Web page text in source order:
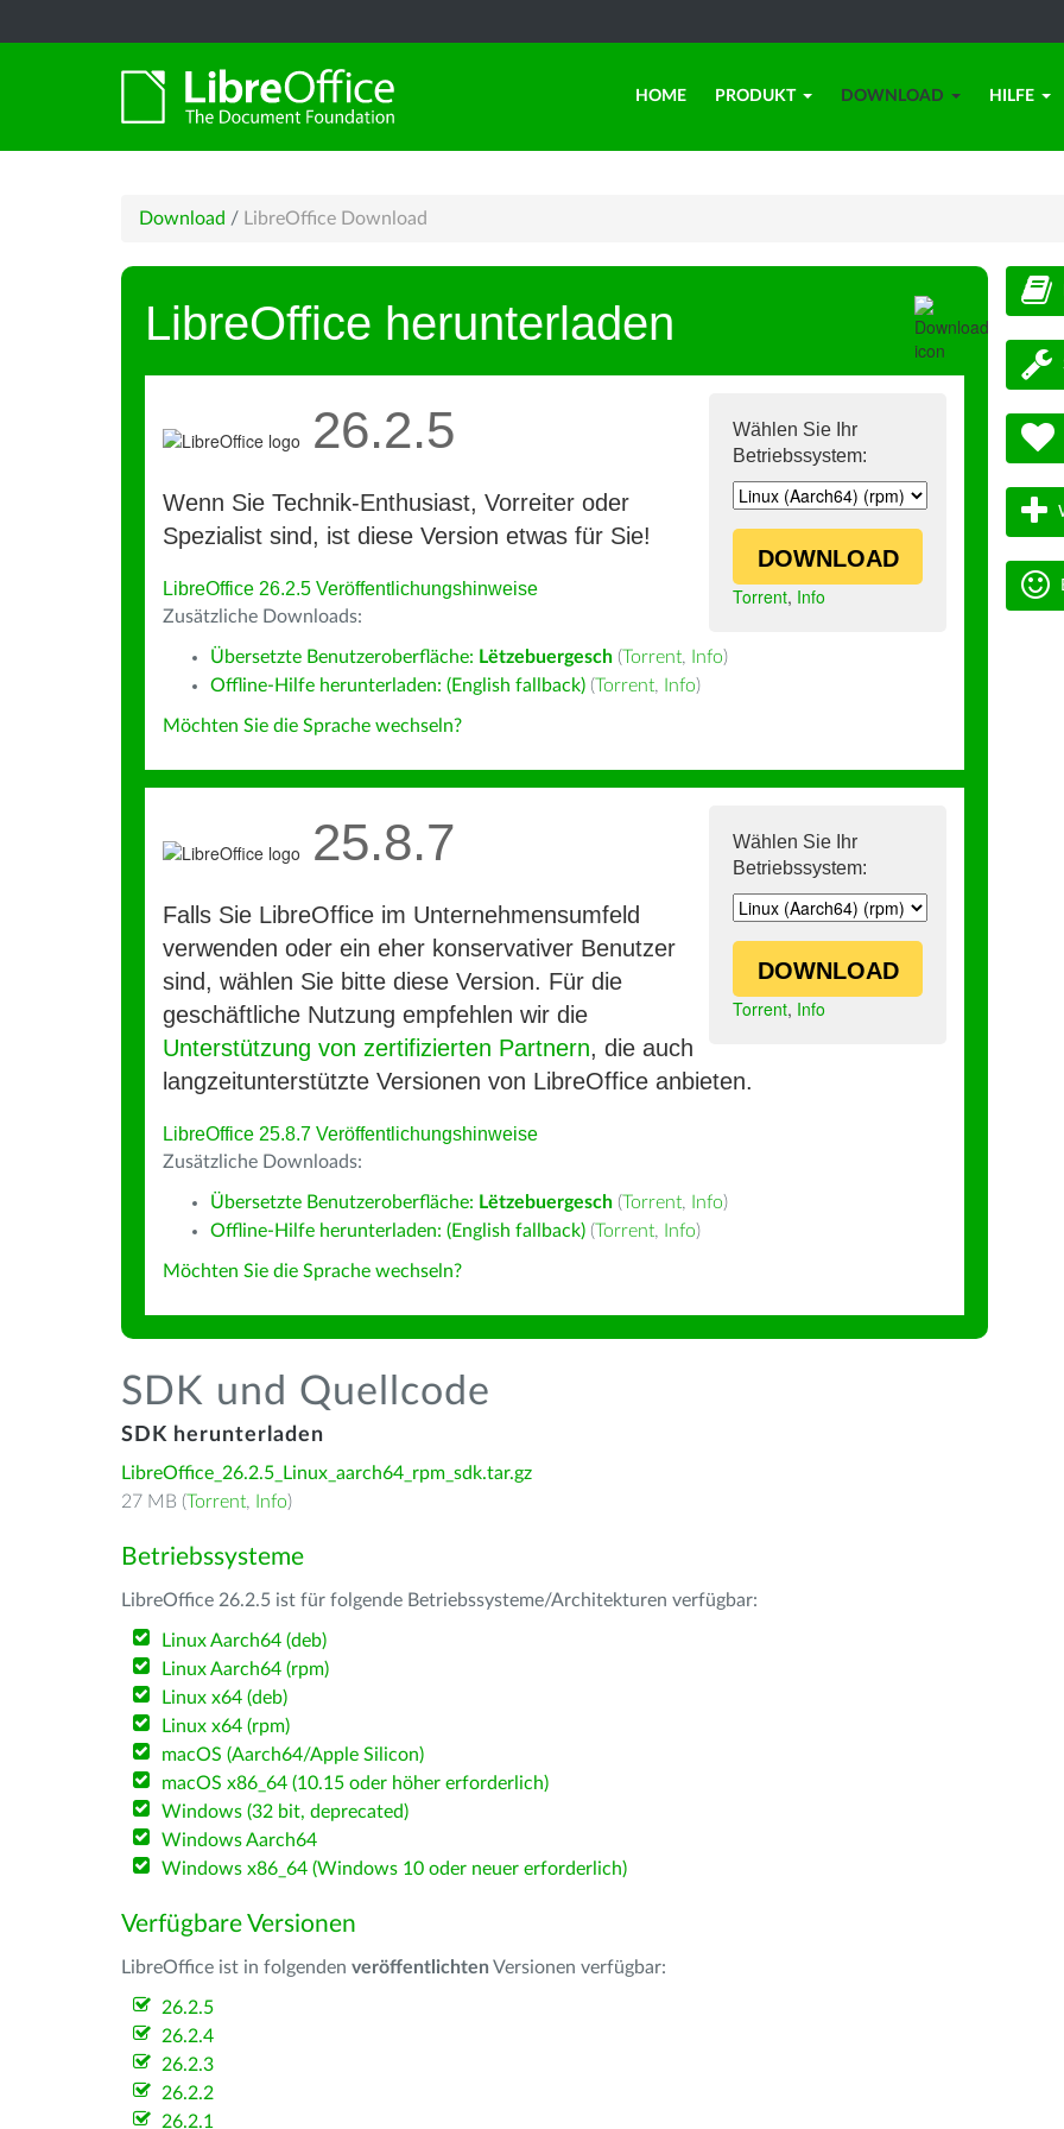
HOME PRODUKT DOWNLOAD HILFE
Download / LibreOffice Download
LibreOffice herunterladen
Wählen Sie Ihr
Betriebssystem:
DOWNLOAD
Torrent, Info
26.2.5
Wenn Sie Technik-Enthusiast, Vorreiter oder
Spezialist sind, ist diese Version etwas für Sie!
LibreOffice 26.2.5 Veröffentlichungshinweise
Zusätzliche Downloads:
Übersetzte Benutzeroberfläche: Lëtzebuergesch (Torrent, Info)
Offline-Hilfe herunterladen: (English fallback) (Torrent, Info)
Möchten Sie die Sprache wechseln?
Wählen Sie Ihr
Betriebssystem:
DOWNLOAD
Torrent, Info
25.8.7
Falls Sie LibreOffice im Unternehmensumfeld
verwenden oder ein eher konservativer Benutzer
sind, wählen Sie bitte diese Version. Für die
geschäftliche Nutzung empfehlen wir die
Unterstützung von zertifizierten Partnern, die auch
langzeitunterstützte Versionen von LibreOffice anbieten.
LibreOffice 25.8.7 Veröffentlichungshinweise
Zusätzliche Downloads:
Übersetzte Benutzeroberfläche: Lëtzebuergesch (Torrent, Info)
Offline-Hilfe herunterladen: (English fallback) (Torrent, Info)
Möchten Sie die Sprache wechseln?
SDK und Quellcode
SDK herunterladen
LibreOffice_26.2.5_Linux_aarch64_rpm_sdk.tar.gz
27 MB (Torrent, Info)
Betriebssysteme
LibreOffice 26.2.5 ist für folgende Betriebssysteme/Architekturen verfügbar:
Linux Aarch64 (deb)
Linux Aarch64 (rpm)
Linux x64 (deb)
Linux x64 (rpm)
macOS (Aarch64/Apple Silicon)
macOS x86_64 (10.15 oder höher erforderlich)
Windows (32 bit, deprecated)
Windows Aarch64
Windows x86_64 (Windows 10 oder neuer erforderlich)
Verfügbare Versionen
LibreOffice ist in folgenden veröffentlichten Versionen verfügbar:
26.2.5
26.2.4
26.2.3
26.2.2
26.2.1